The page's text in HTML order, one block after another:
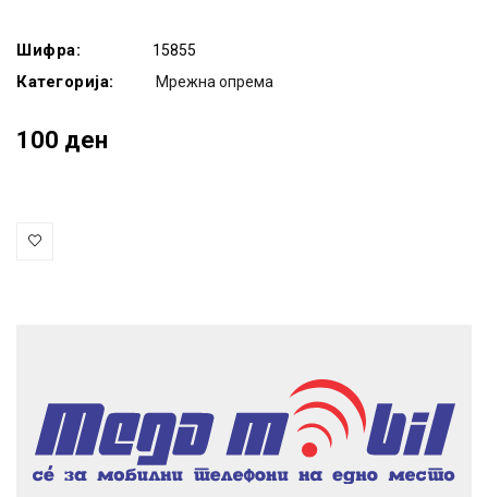
Шифра: 15855
Категорија: Мрежна опрема
100 ден